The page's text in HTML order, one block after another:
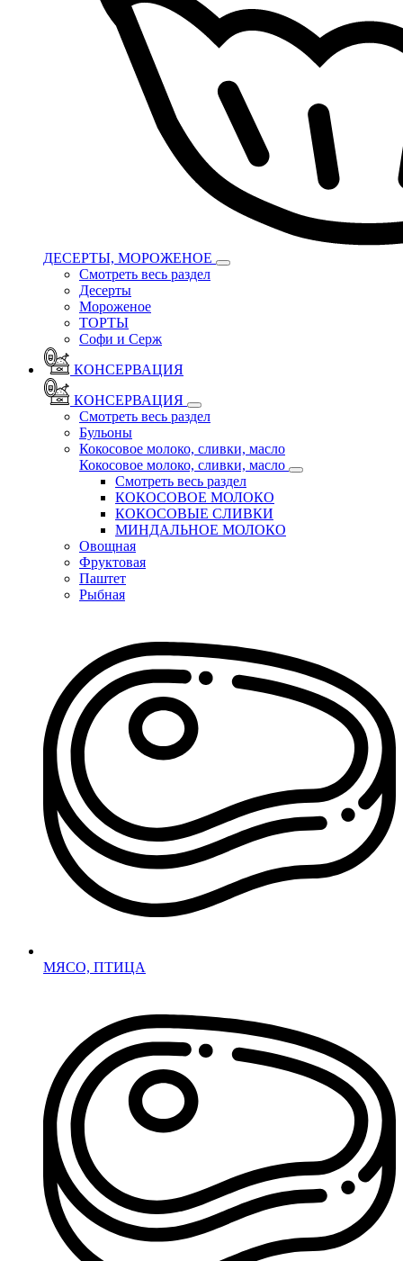
ДЕСЕРТЫ, МОРОЖЕНОЕ
Смотреть весь раздел
Десерты
Мороженое
ТОРТЫ
Софи и Серж
КОНСЕРВАЦИЯ
КОНСЕРВАЦИЯ
Смотреть весь раздел
Бульоны
Кокосовое молоко, сливки, масло
Кокосовое молоко, сливки, масло
Смотреть весь раздел
КОКОСОВОЕ МОЛОКО
КОКОСОВЫЕ СЛИВКИ
МИНДАЛЬНОЕ МОЛОКО
Овощная
Фруктовая
Паштет
Рыбная
МЯСО, ПТИЦА